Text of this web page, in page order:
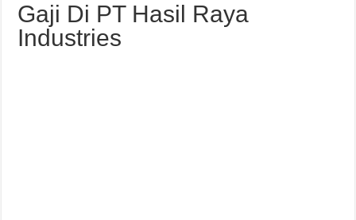
Gaji Di PT Hasil Raya
Industries